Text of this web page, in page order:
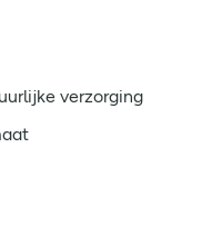
verzorging